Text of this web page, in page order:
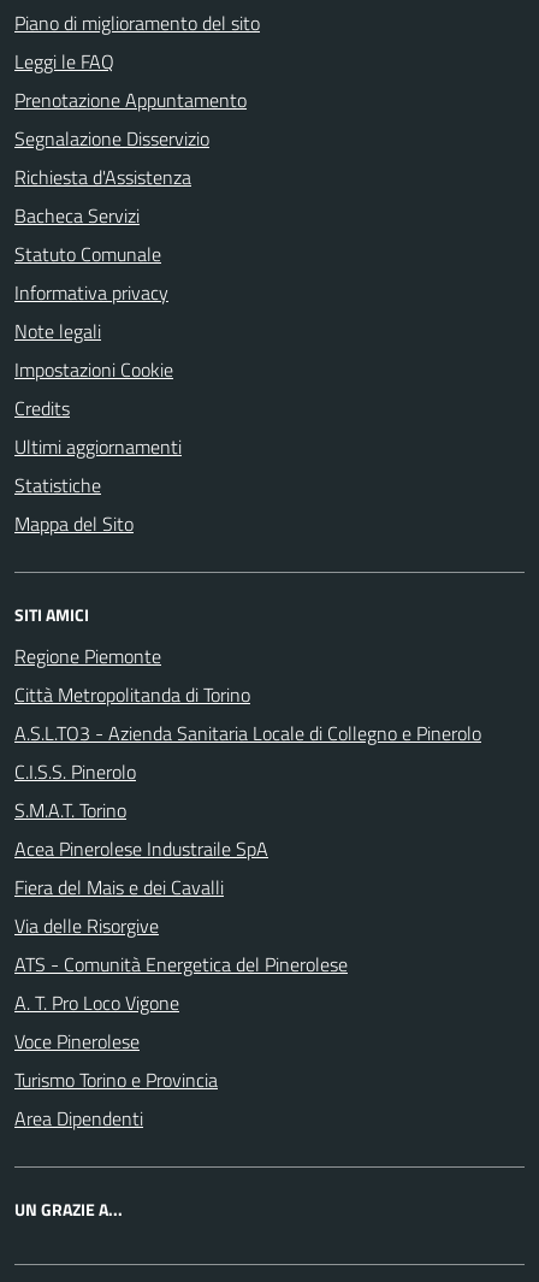
Piano di miglioramento del sito
Leggi le FAQ
Prenotazione Appuntamento
Segnalazione Disservizio
Richiesta d'Assistenza
Bacheca Servizi
Statuto Comunale
Informativa privacy
Note legali
Impostazioni Cookie
Credits
Ultimi aggiornamenti
Statistiche
Mappa del Sito
SITI AMICI
Regione Piemonte
Città Metropolitanda di Torino
A.S.L.TO3 - Azienda Sanitaria Locale di Collegno e Pinerolo
C.I.S.S. Pinerolo
S.M.A.T. Torino
Acea Pinerolese Industraile SpA
Fiera del Mais e dei Cavalli
Via delle Risorgive
ATS - Comunità Energetica del Pinerolese
A. T. Pro Loco Vigone
Voce Pinerolese
Turismo Torino e Provincia
Area Dipendenti
UN GRAZIE A...